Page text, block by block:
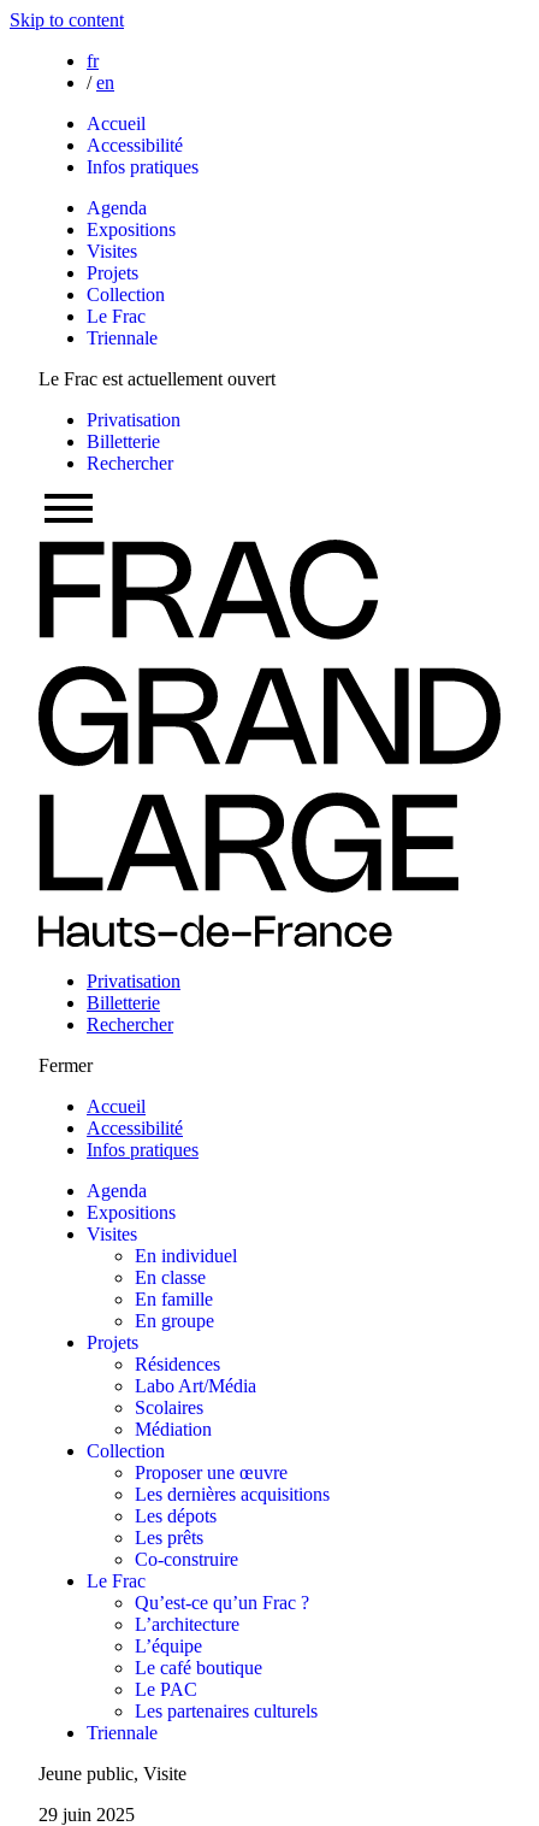
Skip to content
fr
/ en
Accueil
Accessibilité
Infos pratiques
Agenda
Expositions
Visites
Projets
Collection
Le Frac
Triennale
Le Frac est actuellement ouvert
Privatisation
Billetterie
Rechercher
Privatisation
Billetterie
Rechercher
Fermer
Accueil
Accessibilité
Infos pratiques
Agenda
Expositions
Visites
En individuel
En classe
En famille
En groupe
Projets
Résidences
Labo Art/Média
Scolaires
Médiation
Collection
Proposer une œuvre
Les dernières acquisitions
Les dépots
Les prêts
Co-construire
Le Frac
Qu’est-ce qu’un Frac ?
L’architecture
L’équipe
Le café boutique
Le PAC
Les partenaires culturels
Triennale
Jeune public, Visite
29 juin 2025